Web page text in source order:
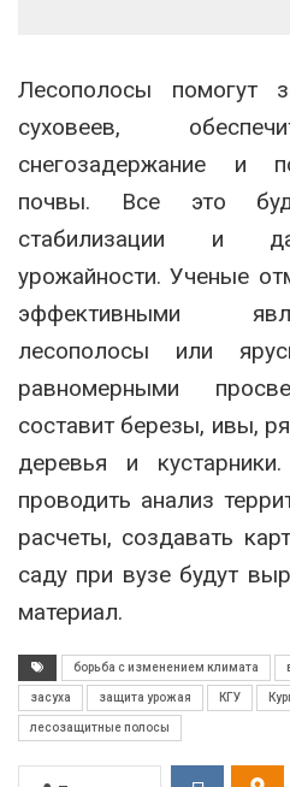
Лесополосы помогут
суховеев,
снегозадержание и
почвы. Все это
стабилизации и
урожайности. Ученые
эффективными
лесополосы или
равномерными
составит березы, ивы,
деревья и
проводить анализ
расчеты, создавать
саду при вузе будут
материал.
борьба с изменением климата
засуха защита урожая КГУ
лесозащитные полосы